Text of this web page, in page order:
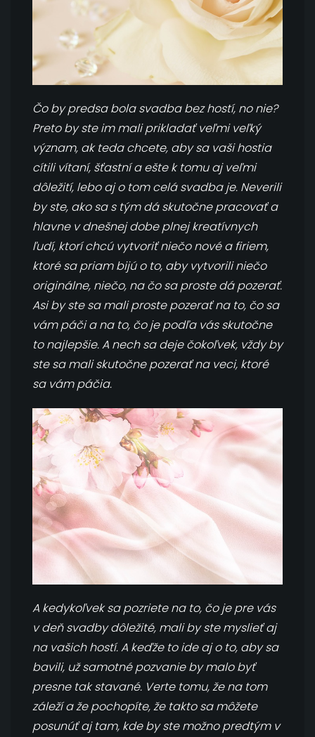
Čo by predsa bola svadba bez hostí, no nie?
Preto by ste im mali prikladať veľmi veľký
význam, ak teda chcete, aby sa vaši hostia
cítili vítaní, šťastní a ešte k tomu aj veľmi
dôležití, lebo aj o tom celá svadba je. Neverili
by ste, ako sa s tým dá skutočne pracovať a
hlavne v dnešnej dobe plnej kreatívnych
ľudí, ktorí chcú vytvoriť niečo nové a firiem,
ktoré sa priam bijú o to, aby vytvorili niečo
originálne, niečo, na čo sa proste dá pozerať.
Asi by ste sa mali proste pozerať na to, čo sa
vám páči a na to, čo je podľa vás skutočne
to najlepšie. A nech sa deje čokoľvek, vždy by
ste sa mali skutočne pozerať na veci, ktoré
sa vám páčia.
A kedykoľvek sa pozriete na to, čo je pre vás
v deň svadby dôležité, mali by ste myslieť aj
na vašich hostí. A keďže to ide aj o to, aby sa
bavili, už samotné pozvanie by malo byť
presne tak stavané. Verte tomu, že na tom
záleží a že pochopíte, že takto sa môžete
posunúť aj tam, kde by ste možno predtým v